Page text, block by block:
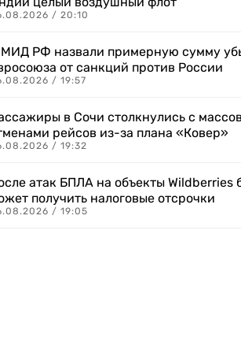
/ 20:10
РФ назвали примерную сумму
от санкций против России
/ 19:57
в Сочи столкнулись с
рейсов из-за плана «Ковер»
/ 19:32
атак БПЛА на объекты Wildberries
получить налоговые отсрочки
/ 19:05